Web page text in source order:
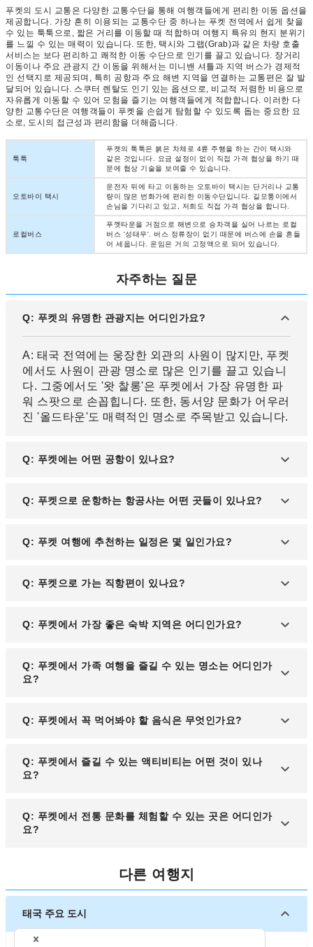
푸켓의 도시 교통은 다양한 교통수단을 통해 여행객들에게 편리한 이동 옵션을
제공합니다. 가장 흔히 이용되는 교통수단 중 하나는 푸켓 전역에서 쉽게 찾을
수 있는 툭툭으로, 짧은 거리를 이동할 때 적합하며 여행지 특유의 현지 분위기
를 느낄 수 있는 매력이 있습니다. 또한, 택시와 그랩(Grab)과 같은 차량 호출
서비스는 보다 편리하고 쾌적한 이동 수단으로 인기를 끌고 있습니다. 장거리
이동이나 주요 관광지 간 이동을 위해서는 미니밴 셔틀과 지역 버스가 경제적
인 선택지로 제공되며, 특히 공항과 주요 해변 지역을 연결하는 교통편은 잘 발
달되어 있습니다. 스쿠터 렌탈도 인기 있는 옵션으로, 비교적 저렴한 비용으로
자유롭게 이동할 수 있어 모험을 즐기는 여행객들에게 적합합니다. 이러한 다
양한 교통수단은 여행객들이 푸켓을 손쉽게 탐험할 수 있도록 돕는 중요한 요
소로, 도시의 접근성과 편리함을 더해줍니다.
툭툭
푸켓의 툭툭은 붉은 차체로 4륜 주행을 하는 간이 택시와
같은 것입니다. 요금 설정이 없이 직접 가격 협상을 하기 때
문에 협상 기술을 보여줄 수 있습니다.
오토바이 택시
운전자 뒤에 타고 이동하는 오토바이 택시는 단거리나 교통
량이 많은 번화가에 편리한 이동수단입니다. 길모퉁이에서
손님을 기다리고 있고, 저희도 직접 가격 협상을 합니다.
로컬버스
푸껫타운을 거점으로 해변으로 승차객을 실어 나르는 로컬
버스 '성태우'. 버스 정류장이 없기 때문에 버스에 손을 흔들
어 세웁니다. 운임은 거의 고정액으로 되어 있습니다.
자주하는 질문
Q: 푸켓의 유명한 관광지는 어디인가요?
A: 태국 전역에는 웅장한 외관의 사원이 많지만, 푸켓
에서도 사원이 관광 명소로 많은 인기를 끌고 있습니
다. 그중에서도 '왓 찰롱'은 푸켓에서 가장 유명한 파
워 스팟으로 손꼽힙니다. 또한, 동서양 문화가 어우러
진 '올드타운'도 매력적인 명소로 주목받고 있습니다.
Q: 푸켓에는 어떤 공항이 있나요?
A: '푸켓 국제공항'이 있으며, 주요 국제선과 국내선
Q: 푸켓으로 운항하는 항공사는 어떤 곳들이 있나요?
A: 태국 국제항공, 타이 에어아시아와 같은 태국 국내
Q: 푸켓 여행에 추천하는 일정은 몇 일인가요?
A: 푸켓 여행은 2박 3일에서 3박 4일 정도가 적당합
Q: 푸켓으로 가는 직항편이 있나요?
A: 한국에서 푸켓으로 가는 직항편이 있으며, 인천국
Q: 푸켓에서 가장 좋은 숙박 지역은 어디인가요?
A: 푸켓에서는 여행 스타일에 따라 다양한 숙박 지역
을 선택할 수 있습니다. 활기찬 나이트라이프를 즐기
트를 찾는다면 방타오 비치와 라구나 지역도 인기가
Q: 푸켓에서 가족 여행을 즐길 수 있는 명소는 어디인가
요?
A: 푸켓에는 '판타씨 쇼'와 같은 문화 공연, '푸켓 아쿠
Q: 푸켓에서 꼭 먹어봐야 할 음식은 무엇인가요?
A: 푸켓은 현지 음식을 즐기기에 훌륭한 곳으로, '똠
얌꿍', '푸팟퐁커리', 신선한 해산물 요리 등을 특히 추
Q: 푸켓에서 즐길 수 있는 액티비티는 어떤 것이 있나
요?
A: 스쿠버 다이빙, 스노클링, 제트스키 등 다양한 해
양 스포츠를 즐길 수 있으며, 요가와 스파 체험은 푸
Q: 푸켓에서 전통 문화를 체험할 수 있는 곳은 어디인가
요?
A: 푸켓의 전통 문화를 체험하려면 '푸켓 타이 후아
박물관'과 '왓 찰롱 사원'을 추천합니다. 또한, 전통 무
에타이 경기나 푸켓 페스티벌에 참여하면 현지 문화
를 가까이에서 느낄 수 있습니다.
다른 여행지
태국 주요 도시